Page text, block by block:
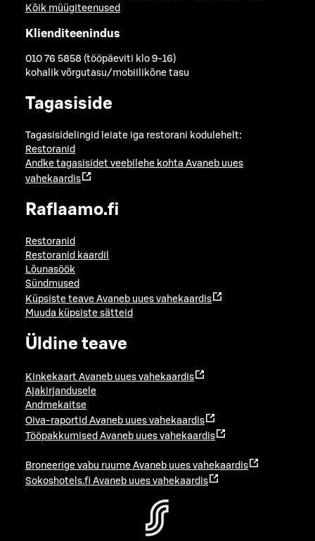
Kõik müügiteenused
Klienditeenindus
010 76 5858 (tööpäeviti klo 9-16)
kohalik võrgutasu/mobiilikõne tasu
Tagasiside
Tagasisidelingid leiate iga restorani kodulehelt:
Restoranid
Andke tagasisidet veebilehe kohta Avaneb uues
vahekaardis
Raflaamo.fi
Restoranid
Restoranid kaardil
Lõunasöök
Sündmused
Küpsiste teave Avaneb uues vahekaardis
Muuda küpsiste sätteid
Üldine teave
Kinkekaart Avaneb uues vahekaardis
Ajakirjandusele
Andmekaitse
Oiva-raportid Avaneb uues vahekaardis
Tööpakkumised Avaneb uues vahekaardis
Broneerige vabu ruume Avaneb uues vahekaardis
Sokoshotels.fi Avaneb uues vahekaardis